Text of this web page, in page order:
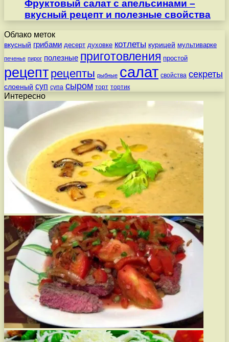
Фруктовый салат с апельсинами –
вкусный рецепт и полезные свойства
Облако меток
вкусный грибами десерт духовке котлеты курицей мультиварке
печенье пирог полезные приготовления простой
рецепт рецепты рыбные салат свойства секреты
слоеный суп супа сыром торт тортик
Интересно